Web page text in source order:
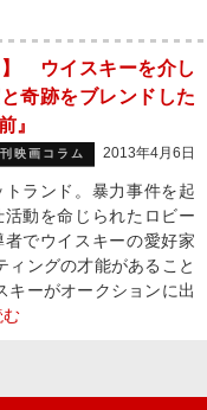
】 ウイスキーを介し
奇跡をブレンドした
』
映画コラム 2013年4月6日
ランド。暴力事件を起
活動を命じられたロビー
でウイスキーの愛好家
ィングの才能があること
キーがオークションに出
む